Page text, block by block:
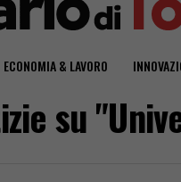
ECONOMIA & LAVORO
su